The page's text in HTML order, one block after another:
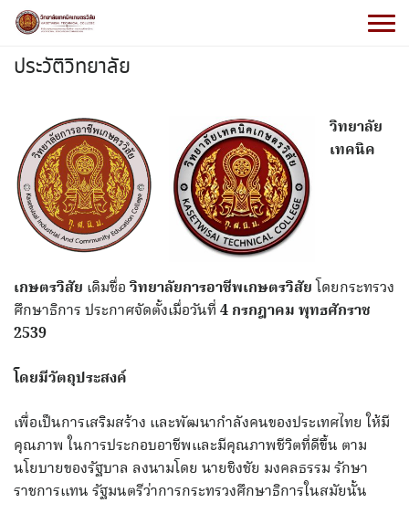
ประวัติวิทยาลัย
วิทยาลัย
เทคนิค
เกษตรวิสัย เดิมชื่อ วิทยาลัยการอาชีพเกษตรวิสัยโดยกระทรวง
ศึกษาธิการ ประกาศจัดตั้งเมื่อวันที่ 4 กรกฎาคม พุทธศักราช
2539
โดยมีวัตถุประสงค์
เพื่อเป็นการเสริมสร้าง และพัฒนากำลังคนของประเทศไทย ให้มี
คุณภาพ ในการประกอบอาชีพและมีคุณภาพชีวิตที่ดีขึ้น ตาม
นโยบายของรัฐบาล ลงนามโดย นายชิงชัย มงคลธรรม รักษา
ราชการแทน รัฐมนตรีว่าการกระทรวงศึกษาธิการในสมัยนั้น